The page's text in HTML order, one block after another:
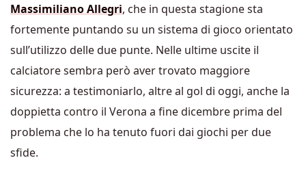
Massimiliano Allegri, che in questa stagione sta
fortemente puntando su un sistema di gioco orientato
sull’utilizzo delle due punte. Nelle ultime uscite il
calciatore sembra però aver trovato maggiore
sicurezza: a testimoniarlo, altre al gol di oggi, anche la
doppietta contro il Verona a fine dicembre prima del
problema che lo ha tenuto fuori dai giochi per due
sfide.